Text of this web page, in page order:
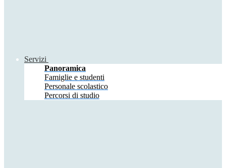
Servizi
Panoramica
Famiglie e studenti
Personale scolastico
Percorsi di studio